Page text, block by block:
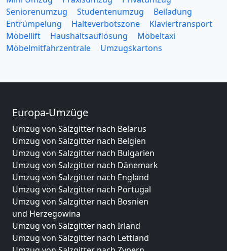
Seniorenumzug
Studentenumzug
Beiladung
Entrümpelung
Halteverbotszone
Klaviertransport
Möbellift
Haushaltsauflösung
Möbeltaxi
Möbelmitfahrzentrale
Umzugskartons
Europa-Umzüge
Umzug von Salzgitter nach Belarus
Umzug von Salzgitter nach Belgien
Umzug von Salzgitter nach Bulgarien
Umzug von Salzgitter nach Dänemark
Umzug von Salzgitter nach England
Umzug von Salzgitter nach Portugal
Umzug von Salzgitter nach Bosnien
und Herzegowina
Umzug von Salzgitter nach Irland
Umzug von Salzgitter nach Lettland